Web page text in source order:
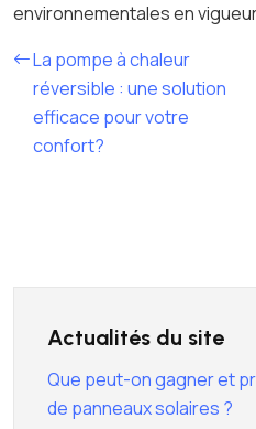
environnementales en
La pompe à chaleur
réversible : une solution
efficace pour votre
confort?
Actualités du site
Que peut-on gagner et
de panneaux solaires ?